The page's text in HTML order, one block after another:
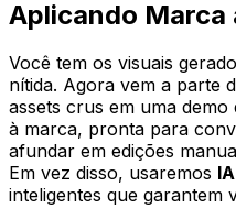
Aplicando Marca
Você tem os visuais
nítida. Agora vem a parte
assets crus em uma
à marca, pronta para
afundar em edições
Em vez disso, usaremos IA
inteligentes que garantem